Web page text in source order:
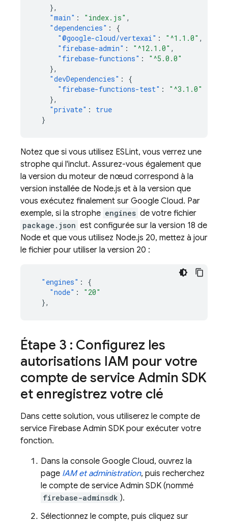
},
"main" : "index.js" ,
"dependencies" :
{
"@google-cloud/vertexai" : "^1.1.0" ,
"firebase-admin" : "^12.1.0" ,
"firebase-functions" :
"^5.0.0"
},
"devDependencies" :
{
"firebase-functions-test" :
"^3.1.0"
},
"private" :
true
}
Notez que si vous utilisez ESLint, vous verrez une
strophe qui l'inclut. Assurez-vous également que
la version du moteur de nœud correspond à la
version installée de Node.js et à la version que
vous exécutez finalement sur Google Cloud. Par
exemple, si la strophe engines de votre fichier
package.json est configurée sur la version 18 de
Node et que vous utilisez Node.js 20, mettez à jour
le fichier pour utiliser la version 20 :
"engines" :
{
"node" :
"20"
},
Étape 3 : Configurez les
autorisations IAM pour votre
compte de service Admin SDK
et enregistrez votre clé
Dans cette solution, vous utiliserez le compte de
service Firebase Admin SDK pour exécuter votre
fonction.
Dans la console Google Cloud, ouvrez la
page IAM et administration, puis recherchez
le compte de service Admin SDK (nommé
firebase-adminsdk ).
Sélectionnez le compte, puis cliquez sur